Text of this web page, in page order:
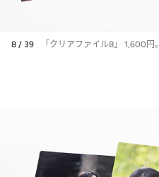
8 / 39 「クリアファイルB」 1,600円。